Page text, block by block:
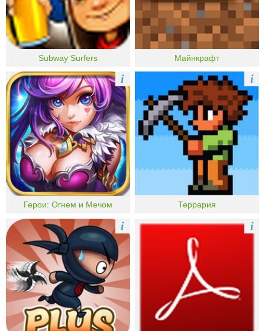
Subway Surfers Майнкрафт
Герои: Огнем и Мечом
i
Террария
i
i i